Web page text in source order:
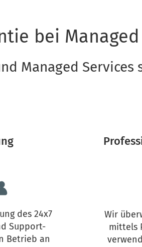
bei
Managed
des 24x7
Support-
Betrieb an
Wir
mittels